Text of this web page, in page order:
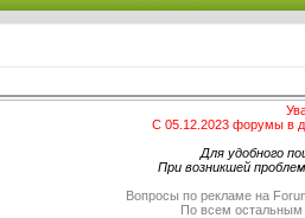
С 05.12.2023 форумы в
Для удобного
При возникшей
Вопросы по рекламе на
По всем